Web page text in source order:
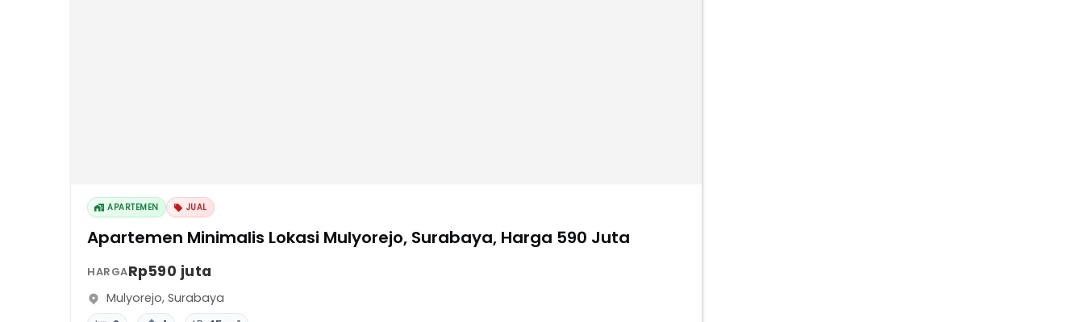
APARTEMEN JUAL
Apartemen Minimalis Lokasi Mulyorejo, Surabaya, Harga 590 Juta
HARGARp590 juta
Mulyorejo, Surabaya